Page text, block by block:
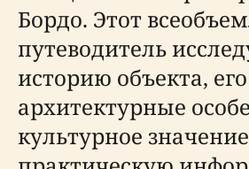
Бордо. Этот
путеводитель
историю объекта, его
архитектурные
культурное